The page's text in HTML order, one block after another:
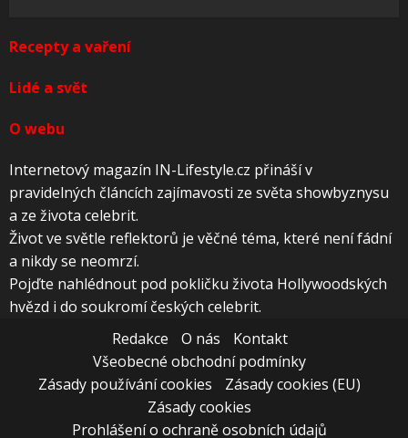
Recepty a vaření
Lidé a svět
O webu
Internetový magazín IN-Lifestyle.cz přináší v
pravidelných článcích zajímavosti ze světa showbyznysu
a ze života celebrit.
Život ve světle reflektorů je věčné téma, které není fádní
a nikdy se neomrzí.
Pojďte nahlédnout pod pokličku života Hollywoodských
hvězd i do soukromí českých celebrit.
Redakce
O nás
Kontakt
Všeobecné obchodní podmínky
Zásady používání cookies
Zásady cookies (EU)
Zásady cookies
Prohlášení o ochraně osobních údajů